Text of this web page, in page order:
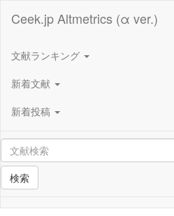
Ceek.jp Altmetrics (α ver.)
文献ランキング
新着文献
新着投稿
検索